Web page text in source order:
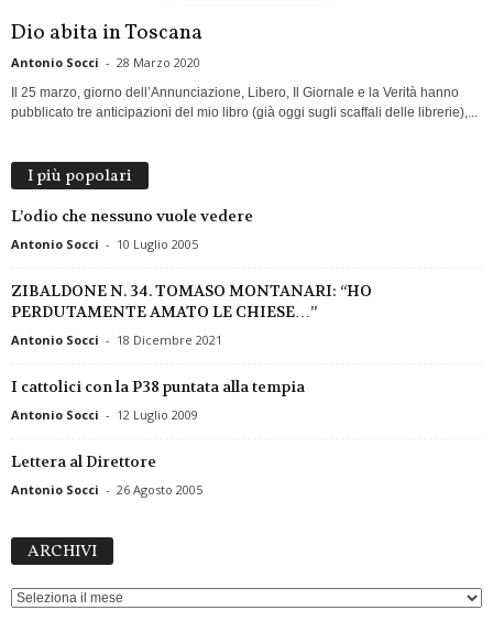
Dio abita in Toscana
Antonio Socci - 28 Marzo 2020
Il 25 marzo, giorno dell’Annunciazione, Libero, Il Giornale e la Verità hanno
pubblicato tre anticipazioni del mio libro (già oggi sugli scaffali delle librerie),...
I più popolari
L’odio che nessuno vuole vedere
Antonio Socci - 10 Luglio 2005
ZIBALDONE N. 34. TOMASO MONTANARI: “HO
PERDUTAMENTE AMATO LE CHIESE…”
Antonio Socci - 18 Dicembre 2021
I cattolici con la P38 puntata alla tempia
Antonio Socci - 12 Luglio 2009
Lettera al Direttore
Antonio Socci - 26 Agosto 2005
ARCHIVI